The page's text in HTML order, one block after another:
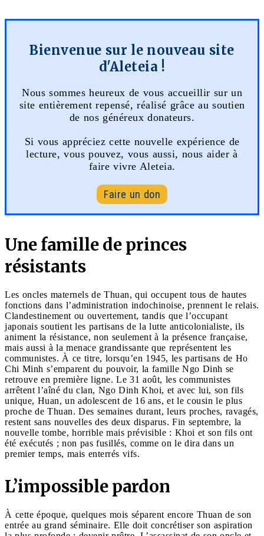
Bienvenue sur le nouveau site
d'Aleteia !
Nous sommes heureux de vous accueillir sur un
site entièrement repensé, réalisé grâce au soutien
de nos généreux donateurs.
Si vous appréciez cette nouvelle expérience de
lecture, vous pouvez, vous aussi, nous aider à
faire vivre Aleteia.
Faire un don
Une famille de princes
résistants
Les oncles maternels de Thuan, qui occupent tous de hautes
fonctions dans l’administration indochinoise, prennent le relais.
Clandestinement ou ouvertement, tandis que l’occupant
japonais soutient les partisans de la lutte anticolonialiste, ils
animent la résistance, non seulement à la présence française,
mais aussi à la menace grandissante que représentent les
communistes. À ce titre, lorsqu’en 1945, les partisans de Ho
Chi Minh s’emparent du pouvoir, la famille Ngo Dinh se
retrouve en première ligne. Le 31 août, les communistes
arrêtent l’aîné du clan, Ngo Dinh Khoi, et avec lui, son fils
unique, Huan, un adolescent de 16 ans, et le cousin le plus
proche de Thuan. Des semaines durant, leurs proches, ravagés,
restent sans nouvelles des deux disparus. Fin septembre, la
nouvelle tombe, horrible mais prévisible : Khoi et son fils ont
été exécutés ; non pas fusillés, comme on le dira dans un
premier temps, mais enterrés vifs.
L’impossible pardon
À cette époque, quelques mois séparent encore Thuan de son
entrée au grand séminaire. Elle doit concrétiser son aspiration